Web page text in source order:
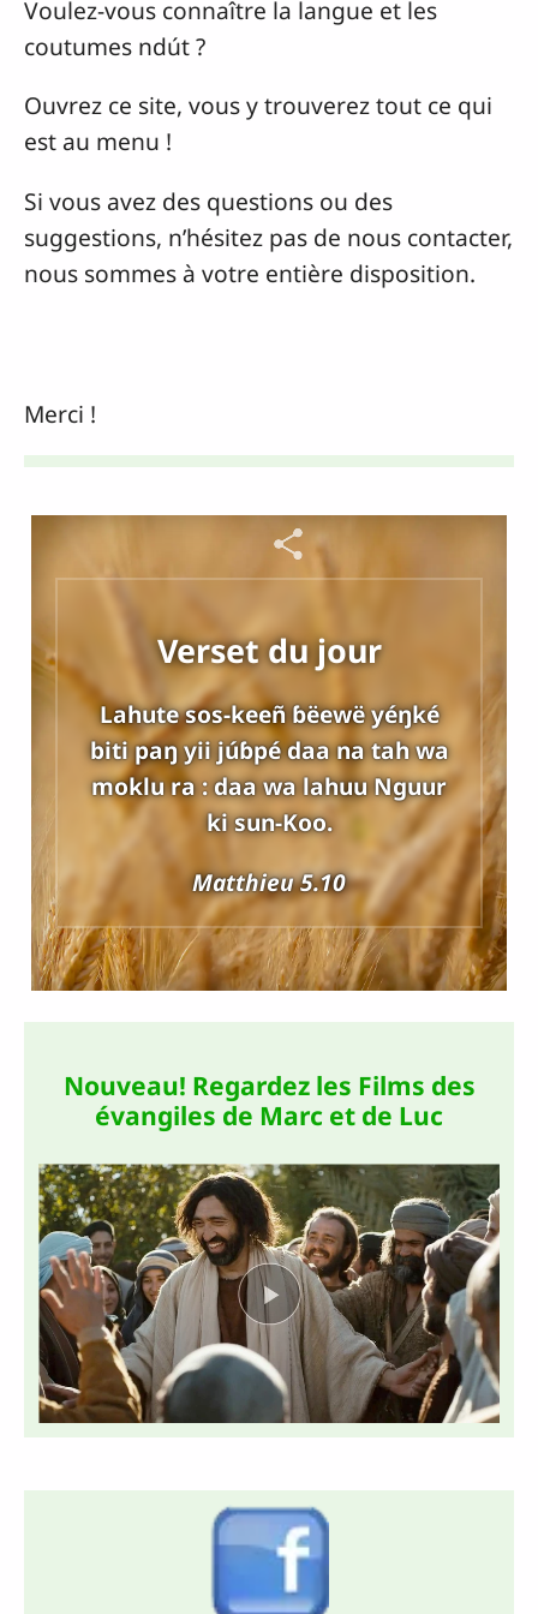
Voulez-vous connaître la langue et les
coutumes ndút ?
Ouvrez ce site, vous y trouverez tout ce qui
est au menu !
Si vous avez des questions ou des
suggestions, n’hésitez pas de nous contacter,
nous sommes à votre entière disposition.
Merci !
Verset du jour
Lahute sos-keeñ ɓëewë yéŋké
biti paŋ yii júɓpé daa na tah wa
moklu ra : daa wa lahuu Nguur
ki sun-Koo.
Matthieu 5.10
Nouveau! Regardez les Films des
évangiles de Marc et de Luc